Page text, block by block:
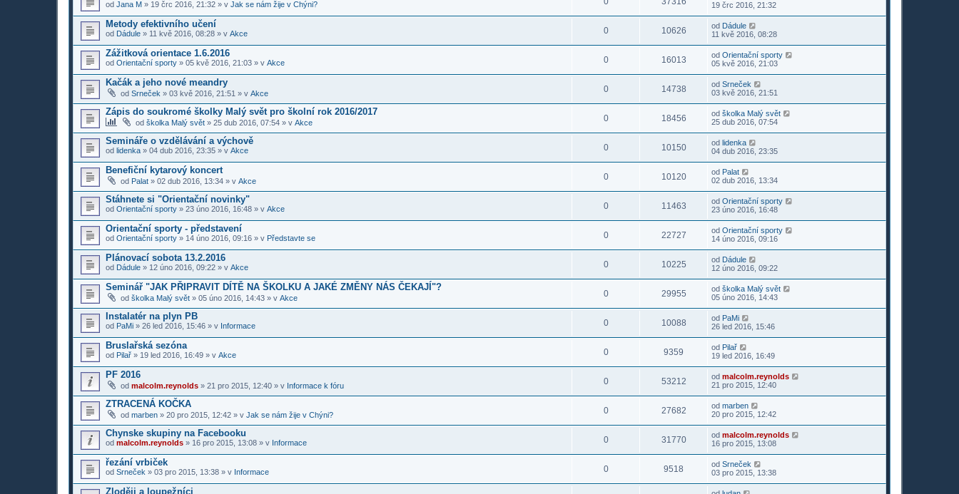
od Jana M » 19 črc 2016, 21:32 » v Jak se nám žije v Chýni?
19 črc 2016, 21:32
Metody efektivního učení
od Dádule » 11 kvě 2016, 08:28 » v Akce 0 10626 od Dádule
11 kvě 2016, 08:28
Zážitková orientace 1.6.2016
od Orientační sporty » 05 kvě 2016, 21:03 » v Akce 0 16013 od Orientační sporty
05 kvě 2016, 21:03
Kačák a jeho nové meandry
od Srneček » 03 kvě 2016, 21:51 » v Akce 0 14738 od Srneček
03 kvě 2016, 21:51
Zápis do soukromé školky Malý svět pro školní rok 2016/2017
od školka Malý svět » 25 dub 2016, 07:54 » v Akce 0 18456 od školka Malý svět
25 dub 2016, 07:54
Semináře o vzdělávání a výchově
od lidenka » 04 dub 2016, 23:35 » v Akce 0 10150 od lidenka
04 dub 2016, 23:35
Benefiční kytarový koncert
od Palat » 02 dub 2016, 13:34 » v Akce 0 10120 od Palat
02 dub 2016, 13:34
Stáhnete si "Orientační novinky"
od Orientační sporty » 23 úno 2016, 16:48 » v Akce 0 11463 od Orientační sporty
23 úno 2016, 16:48
Orientační sporty - představení
od Orientační sporty » 14 úno 2016, 09:16 » v Představte se 0 22727 od Orientační sporty
14 úno 2016, 09:16
Plánovací sobota 13.2.2016
od Dádule » 12 úno 2016, 09:22 » v Akce 0 10225 od Dádule
12 úno 2016, 09:22
Seminář "JAK PŘIPRAVIT DÍTĚ NA ŠKOLKU A JAKÉ ZMĚNY NÁS ČEKAJÍ"?
od školka Malý svět » 05 úno 2016, 14:43 » v Akce 0 29955 od školka Malý svět
05 úno 2016, 14:43
Instalatér na plyn PB
od PaMi » 26 led 2016, 15:46 » v Informace 0 10088 od PaMi
26 led 2016, 15:46
Bruslařská sezóna
od Pilař » 19 led 2016, 16:49 » v Akce 0 9359 od Pilař
19 led 2016, 16:49
PF 2016
od malcolm.reynolds » 21 pro 2015, 12:40 » v Informace k fóru 0 53212 od malcolm.reynolds
21 pro 2015, 12:40
ZTRACENÁ KOČKA
od marben » 20 pro 2015, 12:42 » v Jak se nám žije v Chýni? 0 27682 od marben
20 pro 2015, 12:42
Chynske skupiny na Facebooku
od malcolm.reynolds » 16 pro 2015, 13:08 » v Informace 0 31770 od malcolm.reynolds
16 pro 2015, 13:08
řezání vrbiček
od Srneček » 03 pro 2015, 13:38 » v Informace 0 9518 od Srneček
03 pro 2015, 13:38
Zloději a loupežníci